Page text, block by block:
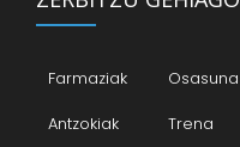
Farmaziak
Osasuna
Antzokiak
Trena